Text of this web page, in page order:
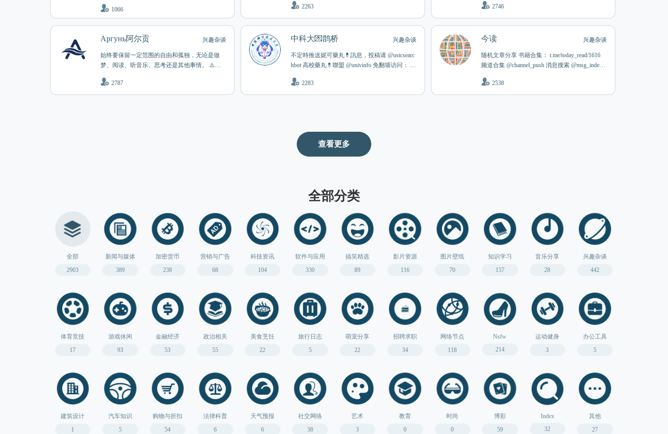
每个人都能找到自己心灵的归宿。
1066
ward 评论功能已开启 请勿加入评论群组 使用 @
SohaDays 的脚本自动踢出评论群组内的用户。
ynote_anonymous
2263
太多了就不一一写了。
2746
Аргунь阿尔贡 兴趣杂谈
始终要保留一定范围的自由和孤独，无论是做
梦、阅读、听音乐、思考还是其他事情。 ⚠️本
@RiverArgun 联系: @ArgunRiver_bot 助力：t.me/
boost/ArgunRiver
2787
中科大💌鹊桥 兴趣杂谈
不定時推送妮可藥丸💊訊息，投稿请 @ustcsearc
hbot 高校藥丸💊聯盟 @univinfo 免翻墙访问： tel
新，一般而言是管理太懒，有时是因为投稿bot
宕机，极少可能是妮可建成了世一大之后药丸💊
2283
今读 兴趣杂谈
随机文章分享 书籍合集： t.me/today_read/1616
频道合集 @channel_push 消息搜索 @msg_index_
2538
查看更多
全部分类
全部
2903
新闻与媒体
389
加密货币
238
营销与广告
68
科技资讯
104
软件与应用
330
搞笑精选
89
影片资源
116
图片壁纸
70
知识学习
157
音乐分享
28
兴趣杂谈
442
体育竞技
17
游戏休闲
93
金融经济
53
政治相关
55
美食烹饪
22
旅行日志
5
萌宠分享
22
招聘求职
34
网络节点
118
Nsfw
214
运动健身
3
办公工具
5
建筑设计
1
汽车知识
5
购物与折扣
54
法律科普
6
天气预报
6
社交网络
38
艺术
3
教育
0
时尚
0
博彩
59
Index
32
其他
27